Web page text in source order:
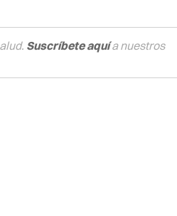
Suscríbete aquía nuestros